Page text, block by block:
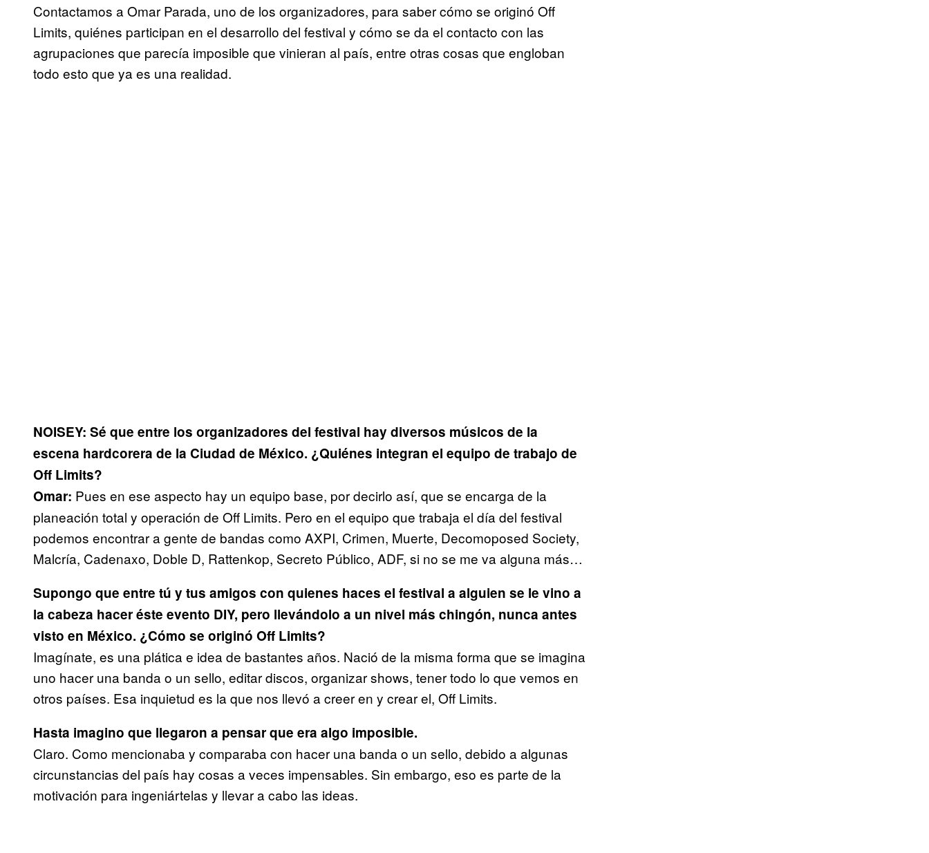
Contactamos a Omar Parada, uno de los organizadores, para saber cómo se originó Off
Limits, quiénes participan en el desarrollo del festival y cómo se da el contacto con las
agrupaciones que parecía imposible que vinieran al país, entre otras cosas que engloban
todo esto que ya es una realidad.
NOISEY: Sé que entre los organizadores del festival hay diversos músicos de la
escena hardcorera de la Ciudad de México. ¿Quiénes integran el equipo de trabajo de
Off Limits?
Omar: Pues en ese aspecto hay un equipo base, por decirlo así, que se encarga de la
planeación total y operación de Off Limits. Pero en el equipo que trabaja el día del festival
podemos encontrar a gente de bandas como AXPI, Crimen, Muerte, Decomoposed Society,
Malcría, Cadenaxo, Doble D, Rattenkop, Secreto Público, ADF, si no se me va alguna más…
Supongo que entre tú y tus amigos con quienes haces el festival a alguien se le vino a
la cabeza hacer éste evento DIY, pero llevándolo a un nivel más chingón, nunca antes
visto en México. ¿Cómo se originó Off Limits?
Imagínate, es una plática e idea de bastantes años. Nació de la misma forma que se imagina
uno hacer una banda o un sello, editar discos, organizar shows, tener todo lo que vemos en
otros países. Esa inquietud es la que nos llevó a creer en y crear el, Off Limits.
Hasta imagino que llegaron a pensar que era algo imposible.
Claro. Como mencionaba y comparaba con hacer una banda o un sello, debido a algunas
circunstancias del país hay cosas a veces impensables. Sin embargo, eso es parte de la
motivación para ingeniártelas y llevar a cabo las ideas.